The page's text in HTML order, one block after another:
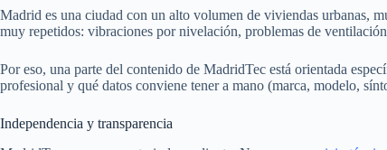
Madrid es una ciudad con un alto volumen de viviendas urbanas,
muy repetidos: vibraciones por nivelación, problemas de
Por eso, una parte del contenido de MadridTec está orientada
profesional y qué datos conviene tener a mano (marca, modelo,
Independencia y transparencia